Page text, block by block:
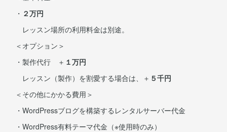
・ ２万円
レッスン場所の利用料金は別途。
＜オプション＞
・製作代行 ＋ １万円
レッスン（製作）を割愛する場合は、＋ ５千円
＜その他にかかる費用＞
・WordPressブログを構築するレンタルサーバー代金
・WordPress有料テーマ代金（※使用時のみ）